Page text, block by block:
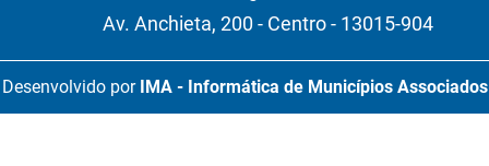
Av. Anchieta, 200 - Centro - 13015-904
Desenvolvido por IMA - Informática de Municípios Associados